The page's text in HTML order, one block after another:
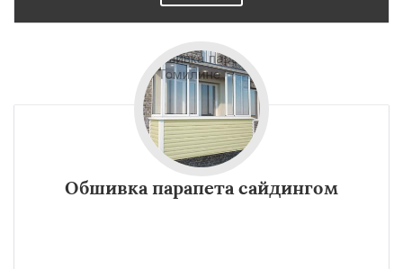
Обшивка парапета сайдингом